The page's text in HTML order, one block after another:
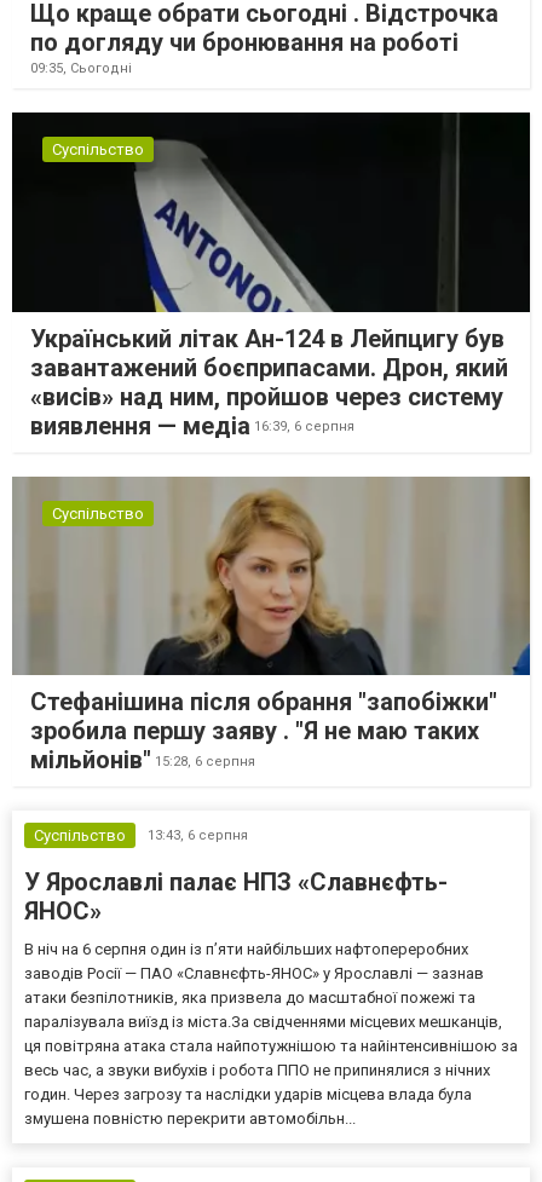
Що краще обрати сьогодні . Відстрочка
по догляду чи бронювання на роботі
09:35, Сьогодні
Суспільство
Український літак Ан-124 в Лейпцигу був
завантажений боєприпасами. Дрон, який
«висів» над ним, пройшов через систему
виявлення — медіа 16:39, 6 серпня
Суспільство
Стефанішина після обрання "запобіжки"
зробила першу заяву . "Я не маю таких
мільйонів" 15:28, 6 серпня
Суспільство 13:43, 6 серпня
У Ярославлі палає НПЗ «Славнєфть-
ЯНОС»
В ніч на 6 серпня один із п’яти найбільших нафтопереробних
заводів Росії — ПАО «Славнєфть-ЯНОС» у Ярославлі — зазнав
атаки безпілотників, яка призвела до масштабної пожежі та
паралізувала виїзд із міста.За свідченнями місцевих мешканців,
ця повітряна атака стала найпотужнішою та найінтенсивнішою за
весь час, а звуки вибухів і робота ППО не припинялися з нічних
годин. Через загрозу та наслідки ударів місцева влада була
змушена повністю перекрити автомобільн...